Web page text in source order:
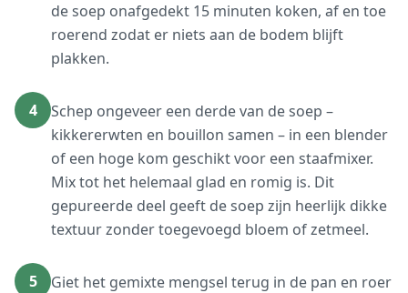
de soep onafgedekt 15 minuten koken, af en toe
roerend zodat er niets aan de bodem blijft
plakken.
4
Schep ongeveer een derde van de soep –
kikkererwten en bouillon samen – in een blender
of een hoge kom geschikt voor een staafmixer.
Mix tot het helemaal glad en romig is. Dit
gepureerde deel geeft de soep zijn heerlijk dikke
textuur zonder toegevoegd bloem of zetmeel.
5
Giet het gemixte mengsel terug in de pan en roer